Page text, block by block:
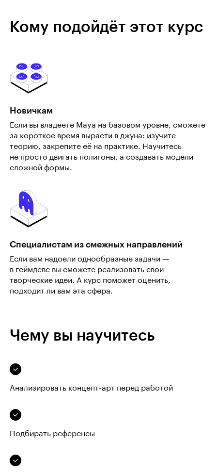
Кому подойдёт этот курс
Новичкам
Если вы владеете Maya на базовом уровне, сможете
за короткое время вырасти в джуна: изучите
теорию, закрепите её на практике. Научитесь
не просто двигать полигоны, а создавать модели
сложной формы.
Специалистам из смежных направлений
Если вам надоели однообразные задачи —
в геймдеве вы сможете реализовать свои
творческие идеи. А курс поможет оценить,
подходит ли вам эта сфера.
Чему вы научитесь
Анализировать концепт-арт перед работой
Подбирать референсы